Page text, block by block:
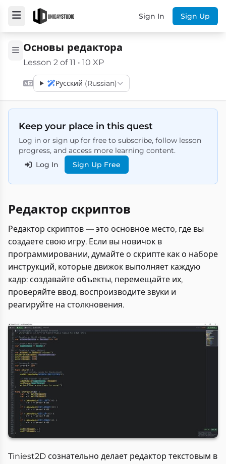
Sign In Sign Up
Основы редактора
Lesson 2 of 11 • 10 XP
Русский (Russian)
Keep your place in this quest
Log in or sign up for free to subscribe, follow lesson
progress, and access more learning content.
Log In
Sign Up Free
Редактор скриптов
Редактор скриптов — это основное место, где вы
создаете свою игру. Если вы новичок в
программировании, думайте о скрипте как о наборе
инструкций, которые движок выполняет каждую
кадр: создавайте объекты, перемещайте их,
проверяйте ввод, воспроизводите звуки и
реагируйте на столкновения.
Tiniest2D сознательно делает редактор текстовым в